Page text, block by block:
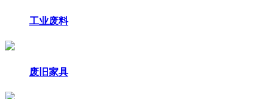
工业废料
废旧家具